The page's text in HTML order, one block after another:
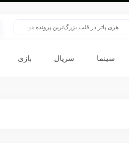
هری پاتر در قلب بزرگ‌ترین پرونده هوش مصنوعی
سینما سریال بازی